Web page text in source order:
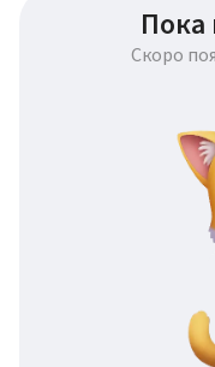
Пока
Скоро